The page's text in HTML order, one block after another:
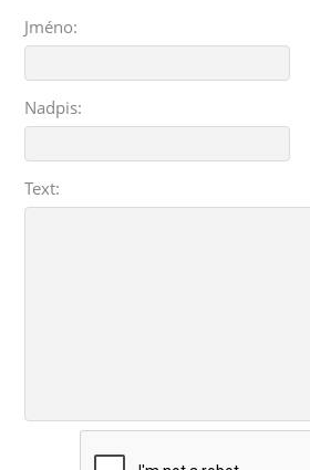
Jméno:
Nadpis:
Text: